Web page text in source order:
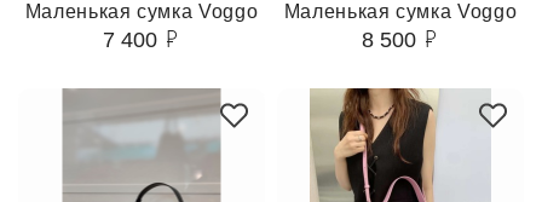
Маленькая сумка Voggo
7 400
Маленькая сумка Voggo
8 500